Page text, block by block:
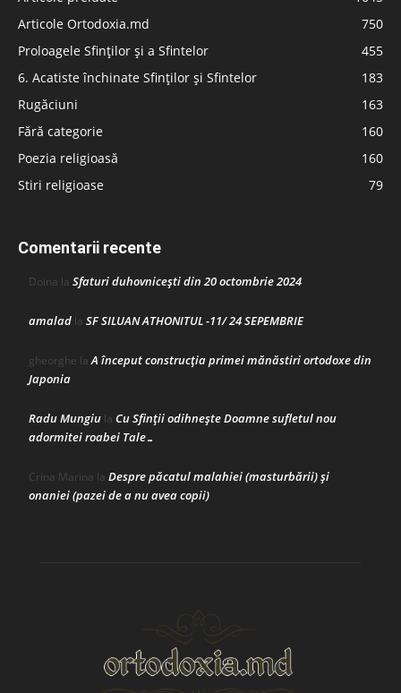
Articole Ortodoxia.md
750
Proloagele Sfinților și a Sfintelor
455
6. Acatiste închinate Sfinților și Sfintelor
183
Rugăciuni
163
Fără categorie
160
Poezia religioasă
160
Stiri religioase
79
Comentarii recente
Doina la Sfaturi duhovnicești din 20 octombrie 2024
amalad la SF SILUAN ATHONITUL -11/ 24 SEPEMBRIE
gheorghe laA început construcţia primei mănăstiri ortodoxe din
Japonia
Radu Mungiu la Cu Sfinții odihnește Doamne sufletul nou
adormitei roabei Tale…
Crina Marina la Despre păcatul malahiei (masturbării) şi
onaniei (pazei de a nu avea copii)